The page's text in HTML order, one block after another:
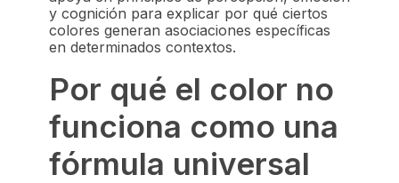
y cognición para explicar por qué ciertos
colores generan asociaciones específicas
en determinados contextos.
Por qué el color no
funciona como una
fórmula universal